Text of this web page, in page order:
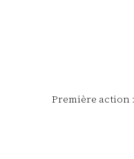
Première action